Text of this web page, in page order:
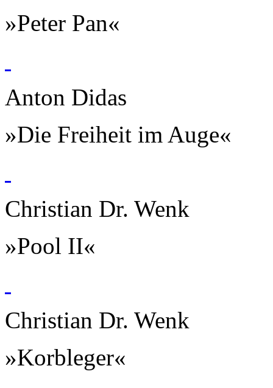
»Peter Pan«
Anton Didas
»Die Freiheit im Auge«
Christian Dr. Wenk
»Pool II«
Christian Dr. Wenk
»Korbleger«